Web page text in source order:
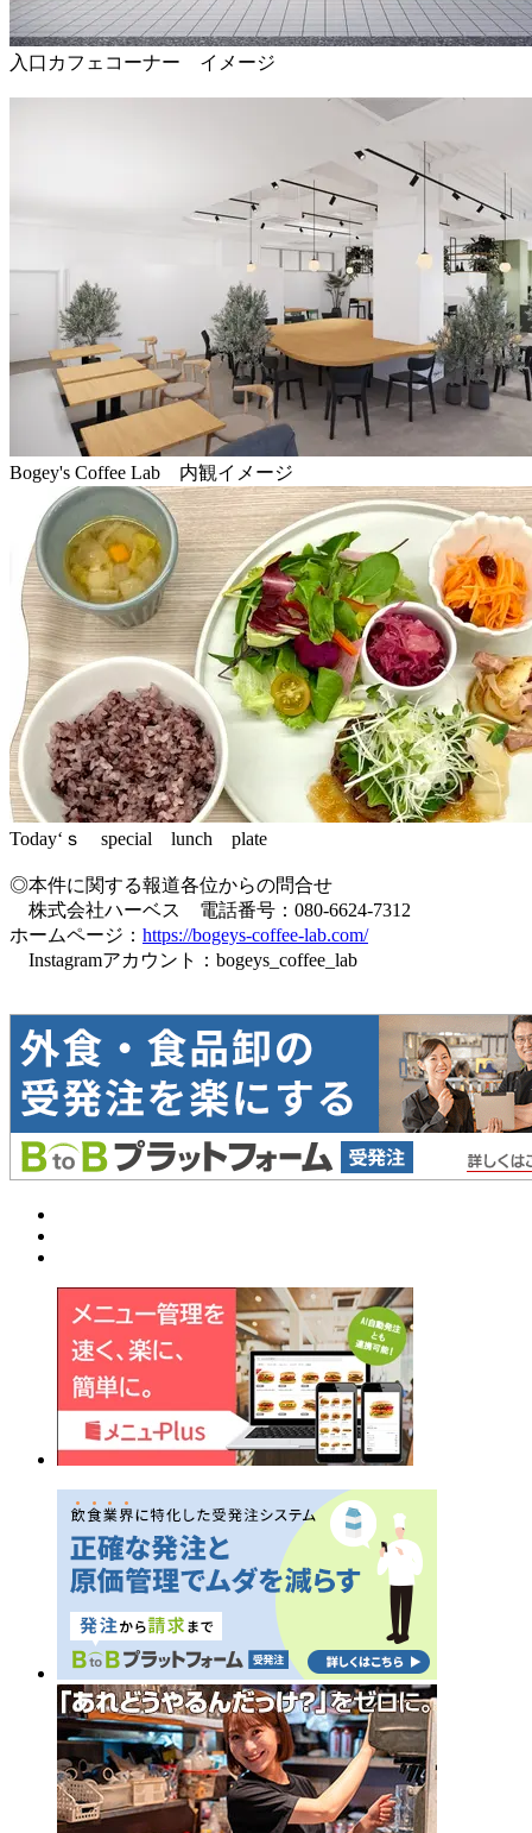
入口カフェコーナー イメージ
Bogey's Coffee Lab 内観イメージ
Today‘ｓ special lunch plate
◎本件に関する報道各位からの問合せ
株式会社ハーベス 電話番号：080-6624-7312
ホームページ： https://bogeys-coffee-lab.com/
Instagramアカウント：bogeys_coffee_lab